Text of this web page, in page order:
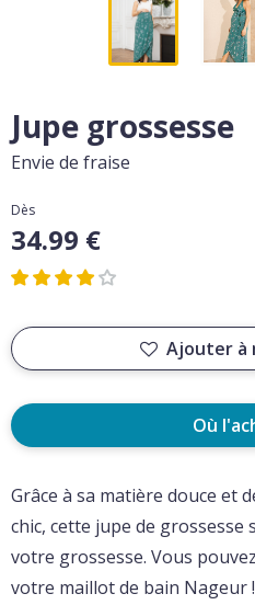
Jupe grossesse
Envie de fraise
Dès
34.99 €
Ajouter à
Où
Grâce à sa matière douce et
chic, cette jupe de
votre grossesse. Vous
votre maillot de bain Nageur !